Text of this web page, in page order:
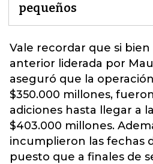
pequeños
Vale recordar que si
anterior liderada por
aseguró que la
$350.000 millones,
adiciones hasta llegar a
$403.000 millones.
incumplieron las fechas
puesto que a finales de